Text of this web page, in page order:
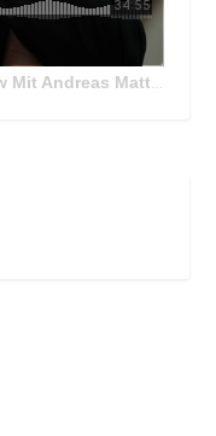
Matthä, CEO der ÖBB Holding